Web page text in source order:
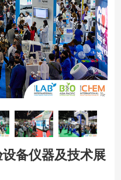
备仪器及技术展